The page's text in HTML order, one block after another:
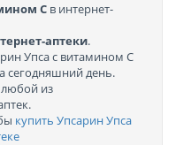
C в интернет-
аптеки.
Упса с витамином C
сегодняшний день.
из
купить Упсарин Упса